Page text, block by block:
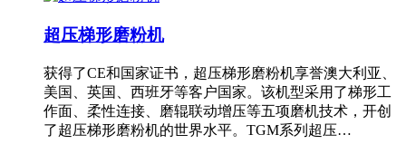
超压梯形磨粉机
获得了CE和国家证书，超压梯形磨粉机享誉澳大利亚、
美国、英国、西班牙等客户国家。该机型采用了梯形工
作面、柔性连接、磨辊联动增压等五项磨机技术，开创
了超压梯形磨粉机的世界水平。TGM系列超压…